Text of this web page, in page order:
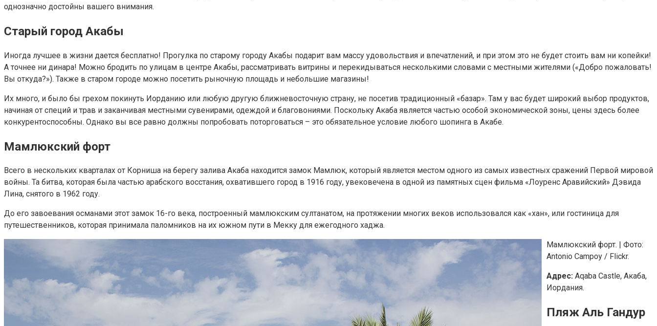
однозначно достойны вашего внимания.
Старый город Акабы
Иногда лучшее в жизни дается бесплатно! Прогулка по старому городу Акабы подарит вам массу удовольствия и впечатлений, и при этом это не будет стоить вам ни копейки!
А точнее ни динара! Можно бродить по улицам в центре Акабы, рассматривать витрины и перекидываться несколькими словами с местными жителями («Добро пожаловать!
Вы откуда?»). Также в старом городе можно посетить рыночную площадь и небольшие магазины!
Их много, и было бы грехом покинуть Иорданию или любую другую ближневосточную страну, не посетив традиционный «базар». Там у вас будет широкий выбор продуктов,
начиная от специй и трав и заканчивая местными сувенирами, одеждой и благовониями. Поскольку Акаба является частью особой экономической зоны, цены здесь более
конкурентоспособны. Однако вы все равно должны попробовать поторговаться – это обязательное условие любого шопинга в Акабе.
Мамлюкский форт
Всего в нескольких кварталах от Корниша на берегу залива Акаба находится замок Мамлюк, который является местом одного из самых известных сражений Первой мировой
войны. Та битва, которая была частью арабского восстания, охватившего город в 1916 году, увековечена в одной из памятных сцен фильма «Лоуренс Аравийский» Дэвида
Лина, снятого в 1962 году.
До его завоевания османами этот замок 16-го века, построенный мамлюкским султанатом, на протяжении многих веков использовался как «хан», или гостиница для
путешественников, которая принимала паломников на их южном пути в Мекку для ежегодного хаджа.
Мамлюкский форт. | Фото:
Antonio Campoy / Flickr.
Адрес: Aqaba Castle, Акаба,
Иордания.
Пляж Аль Гандур